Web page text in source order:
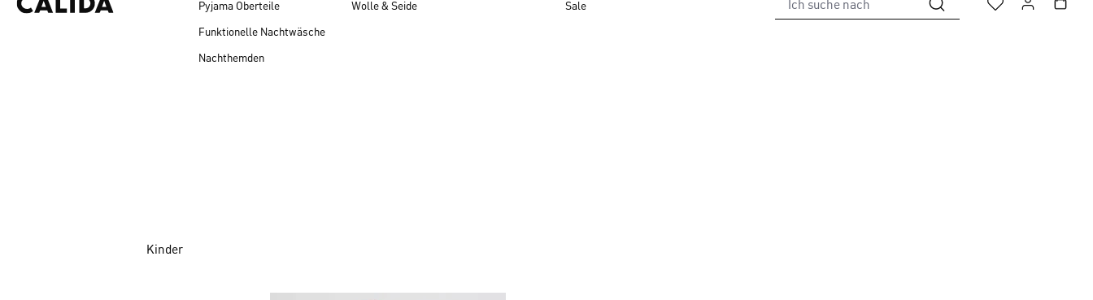
Pyjama Oberteile
Funktionelle Nachtwäsche
Nachthemden
Wolle & Seide Sale
Kinder